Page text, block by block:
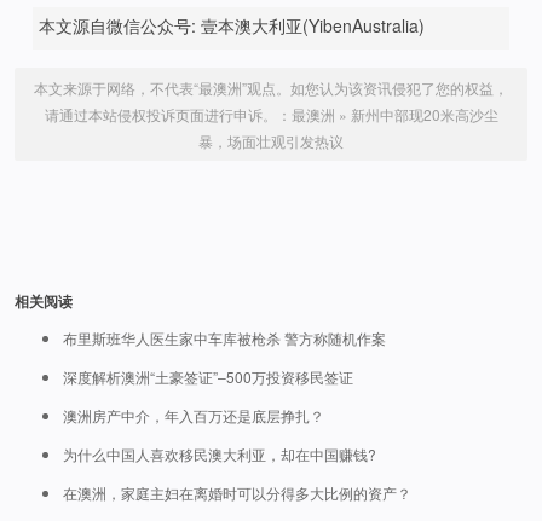
本文源自微信公众号: 壹本澳大利亚(YibenAustralia)
本文来源于网络，不代表“最澳洲”观点。如您认为该资讯侵犯了您的权益，
请通过本站侵权投诉页面进行申诉。： 最澳洲 » 新州中部现20米高沙尘
暴，场面壮观引发热议
相关阅读
布里斯班华人医生家中车库被枪杀 警方称随机作案
深度解析澳洲“土豪签证”–500万投资移民签证
澳洲房产中介，年入百万还是底层挣扎？
为什么中国人喜欢移民澳大利亚，却在中国赚钱?
在澳洲，家庭主妇在离婚时可以分得多大比例的资产？